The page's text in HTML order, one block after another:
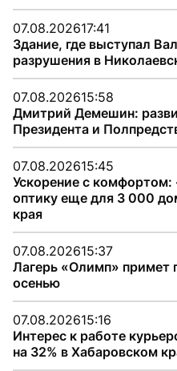
07.08.202617:41
Здание, где выступал
разрушения в
07.08.202615:58
Дмитрий Демешин:
Президента и
07.08.202615:45
Ускорение с
оптику еще для 3 000
края
07.08.202615:37
Лагерь «Олимп» примет
осенью
07.08.202615:16
Интерес к работе
на 32% в Хабаровском